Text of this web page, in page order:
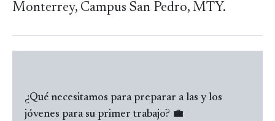
Monterrey, Campus San Pedro, MTY.
¿Qué necesitamos para preparar a las y los
jóvenes para su primer trabajo? 💼